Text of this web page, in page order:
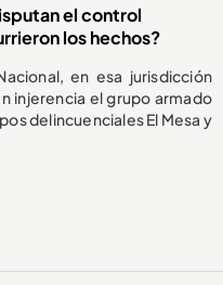
el control
los hechos?
en esa jurisdicción
injerencia el grupo armado
delincuenciales El Mesa y